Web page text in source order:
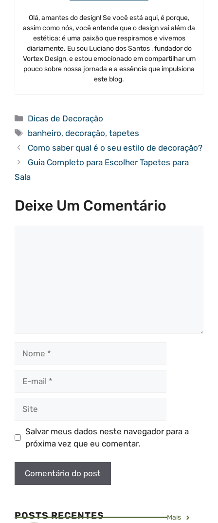
Olá, amantes do design! Se você está aqui, é porque,
assim como nós, você entende que o design vai além da
estética; é uma paixão que respiramos e vivemos
diariamente. Eu sou Luciano dos Santos , fundador do
Vortex Design, e estou emocionado em compartilhar um
pouco sobre nossa jornada e a essência que impulsiona
este blog.
Categorias
Dicas de Decoração
Tags
banheiro,decoração,tapetes
Como saber qual é o seu estilo de decoração?
Guia Completo para Escolher Tapetes para
Sala
Deixe Um Comentário
mail
Salvar meus dados neste navegador para a
próxima vez que eu comentar.
POSTS RECENTES Mais